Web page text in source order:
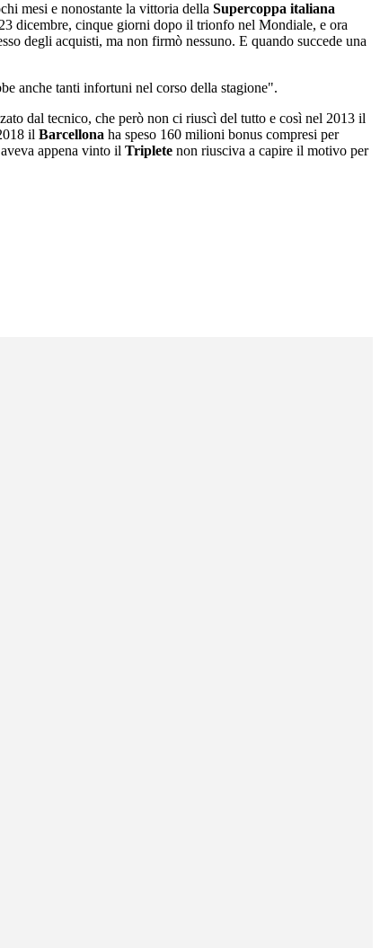
mesi e nonostante la vittoria della Supercoppa italiana
dicembre, cinque giorni dopo il trionfo nel Mondiale, e ora
degli acquisti, ma non firmò nessuno. E quando succede una
anche tanti infortuni nel corso della stagione".
dal tecnico, che però non ci riuscì del tutto e così nel 2013 il
il Barcellona ha speso 160 milioni bonus compresi per
appena vinto il Triplete non riusciva a capire il motivo per